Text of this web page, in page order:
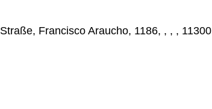
Straße, Francisco Araucho, 1186, , , , 11300